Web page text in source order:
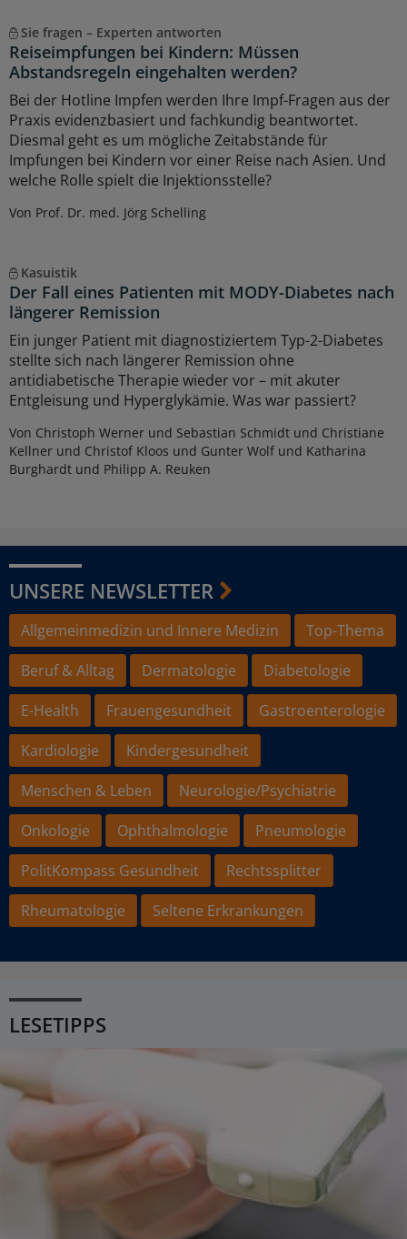
Sie fragen – Experten antworten
Reiseimpfungen bei Kindern: Müssen
Abstandsregeln eingehalten werden?
Bei der Hotline Impfen werden Ihre Impf-Fragen aus der
Praxis evidenzbasiert und fachkundig beantwortet.
Diesmal geht es um mögliche Zeitabstände für
Impfungen bei Kindern vor einer Reise nach Asien. Und
welche Rolle spielt die Injektionsstelle?
Von Prof. Dr. med. Jörg Schelling
Kasuistik
Der Fall eines Patienten mit MODY-Diabetes nach
längerer Remission
Ein junger Patient mit diagnostiziertem Typ-2-Diabetes
stellte sich nach längerer Remission ohne
antidiabetische Therapie wieder vor – mit akuter
Entgleisung und Hyperglykämie. Was war passiert?
Von Christoph Werner und Sebastian Schmidt und Christiane
Kellner und Christof Kloos und Gunter Wolf und Katharina
Burghardt und Philipp A. Reuken
UNSERE NEWSLETTER
Allgemeinmedizin und Innere Medizin
Top-Thema
Beruf & Alltag
Dermatologie
Diabetologie
E-Health
Frauengesundheit
Gastroenterologie
Kardiologie
Kindergesundheit
Menschen & Leben
Neurologie/Psychiatrie
Onkologie
Ophthalmologie
Pneumologie
PolitKompass Gesundheit
Rechtssplitter
Rheumatologie
Seltene Erkrankungen
LESETIPPS